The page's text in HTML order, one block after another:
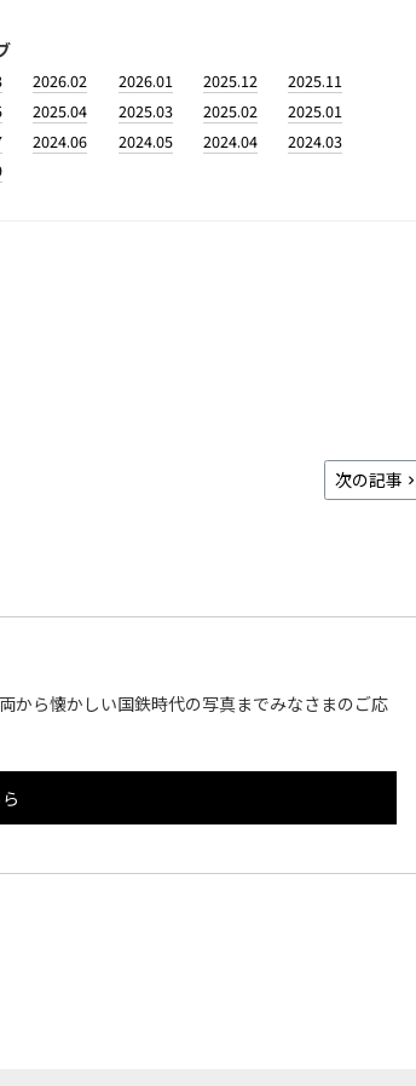
2026.02 2026.01 2025.12
2025.11
2025.04 2025.03 2025.02
2025.01
2024.06 2024.05 2024.04
2024.03
次の記事
から懐かしい国鉄時代の写真までみなさまのご応